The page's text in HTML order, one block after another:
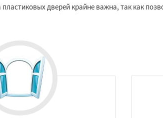
дверей крайне важна, так как